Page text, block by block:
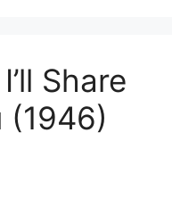
Share
(1946)